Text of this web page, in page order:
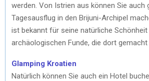
werden. Von Istrien aus können Sie auch
Tagesausflug in den Brijuni-Archipel
ist bekannt für seine natürliche Schönheit
archäologischen Funde, die dort gemacht
Glamping Kroatien
Natürlich können Sie auch ein Hotel